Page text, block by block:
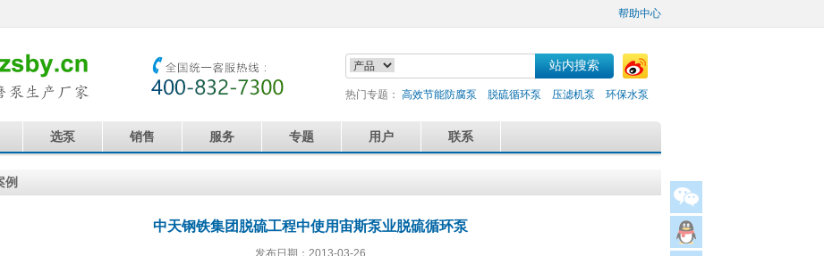
帮助中心
热门专题： 高效节能防腐泵 脱硫循环泵 压滤机泵 环保水泵
选泵 销售 服务 专题 用户 联系
例
中天钢铁集团脱硫工程中使用宙斯泵业脱硫循环泵
发布日期：2013-03-26